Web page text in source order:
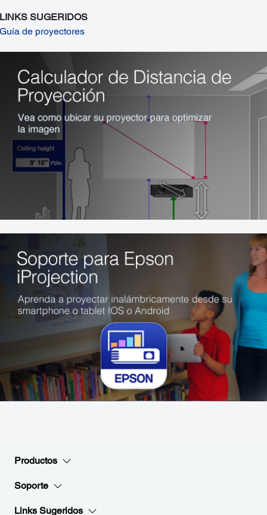
LINKS SUGERIDOS
Guía de proyectores
Productos
Soporte
Links Sugeridos